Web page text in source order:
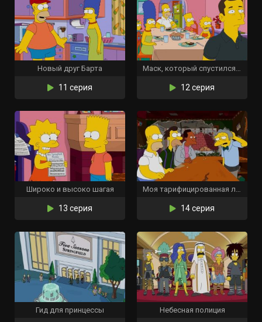
Новый друг Барта
11 серия
Маск, который спустился на Землю
12 серия
Широко и высоко шагая
13 серия
Моя тарифицированная леди
14 серия
Гид для принцессы Небесная полиция